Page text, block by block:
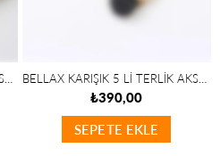
BELLAX KARIŞIK 5 Lİ TERLİK AKSESUARI BELLAX KARIŞIK 5 Lİ TERLİK AKSESUARI
₺390,00
SEPETE EKLE